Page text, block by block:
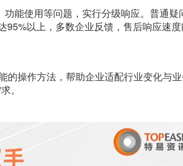
能使用等问题，实行分级响应。普通疑
95%以上，多数企业反馈，售后响应速
的操作方法，帮助企业适配行业变化与
。